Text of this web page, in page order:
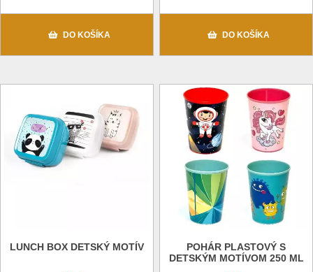
DO KOŠÍKA DO KOŠÍKA
LUNCH BOX DETSKÝ MOTÍV
POHÁR PLASTOVÝ S
DETSKÝM MOTÍVOM 250 ML